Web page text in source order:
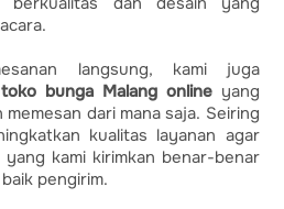
langsung, kami juga
toko bunga Malang onlineyang
dari mana saja. Seiring
kualitas layanan agar
kami kirimkan benar-benar
pengirim.